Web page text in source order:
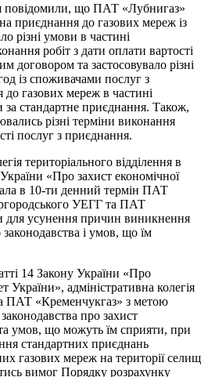
повідомили, що ПАТ «Лубнигаз»
приєднання до газових мереж із
різні умови в частині
робіт з дати оплати вартості
договором та застосовувало різні
із споживачами послуг з
газових мереж в частині
за стандартне приєднання. Також,
різні терміни виконання
послуг з приєднання.
територіального відділення в
«Про захист економічної
в 10-ти денний термін ПАТ
УЕГГ та ПАТ
для усунення причин виникнення
і умов, що їм
14 Закону України «Про
адміністративна колегія
ПАТ «Кременчукгаз» з метою
про захист
та умов, що можуть їм сприяти, при
стандартних приєднань
газових мереж на території селищ
вимог Порядку розрахунку